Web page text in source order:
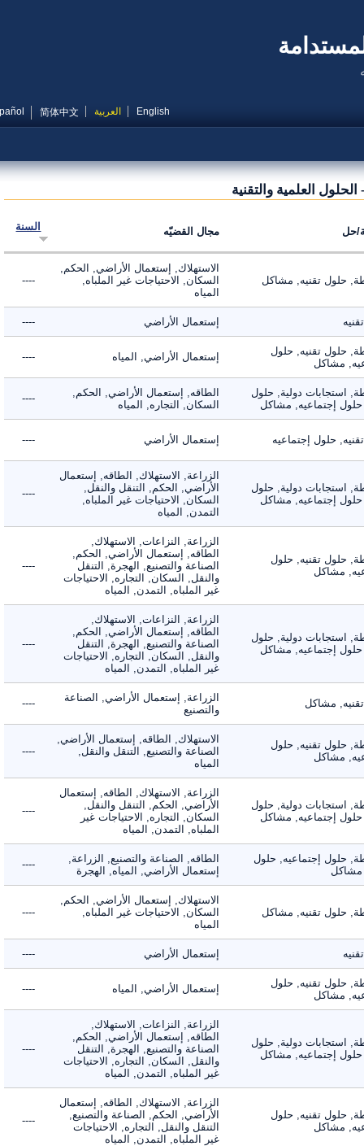
English العربية 简体中文
Español
العلمية والتقنية
مجال القضيّه السنة
حلول تقنيه, مشاكل
الاستهلاك, إستعمال الأراضي, الحكم,
السكان, الاحتياجات غير الملباه,
المياه
----
إستعمال الأراضي ----
حلول تقنيه, حلول
مشاكل
إستعمال الأراضي, المياه ----
استجابات دولية, حلول
إجتماعيه, مشاكل
الطاقه, إستعمال الأراضي, الحكم,
السكان, التجاره, المياه
----
حلول إجتماعيه إستعمال الأراضي ----
استجابات دولية, حلول
إجتماعيه, مشاكل
الزراعة, الاستهلاك, الطاقه, إستعمال
الأراضي, الحكم, التنقل والنقل,
السكان, الاحتياجات غير الملباه,
التمدن, المياه
----
حلول تقنيه, حلول
مشاكل
الزراعة, النزاعات, الاستهلاك,
الطاقه, إستعمال الأراضي, الحكم,
الصناعة والتصنيع, الهجرة, التنقل
والنقل, السكان, التجاره, الاحتياجات
غير الملباه, التمدن, المياه
----
استجابات دولية, حلول
إجتماعيه, مشاكل
الزراعة, النزاعات, الاستهلاك,
الطاقه, إستعمال الأراضي, الحكم,
الصناعة والتصنيع, الهجرة, التنقل
والنقل, السكان, التجاره, الاحتياجات
غير الملباه, التمدن, المياه
----
مشاكل
الزراعة, إستعمال الأراضي, الصناعة
والتصنيع
----
حلول تقنيه, حلول
مشاكل
الاستهلاك, الطاقه, إستعمال الأراضي,
الصناعة والتصنيع, التنقل والنقل,
المياه
----
استجابات دولية, حلول
إجتماعيه, مشاكل
الزراعة, الاستهلاك, الطاقه, إستعمال
الأراضي, الحكم, التنقل والنقل,
السكان, التجاره, الاحتياجات غير
الملباه, التمدن, المياه
----
حلول إجتماعيه, حلول
الطاقه, الصناعة والتصنيع, الزراعة,
إستعمال الأراضي, المياه, الهجرة
----
حلول تقنيه, مشاكل
الاستهلاك, إستعمال الأراضي, الحكم,
السكان, الاحتياجات غير الملباه,
المياه
----
إستعمال الأراضي ----
حلول تقنيه, حلول
مشاكل
إستعمال الأراضي, المياه ----
استجابات دولية, حلول
إجتماعيه, مشاكل
الزراعة, النزاعات, الاستهلاك,
الطاقه, إستعمال الأراضي, الحكم,
الصناعة والتصنيع, الهجرة, التنقل
والنقل, السكان, التجاره, الاحتياجات
غير الملباه, التمدن, المياه
----
حلول تقنيه, حلول
مشاكل
الزراعة, الاستهلاك, الطاقه, إستعمال
الأراضي, الحكم, الصناعة والتصنيع,
التنقل والنقل, التجاره, الاحتياجات
غير الملباه, التمدن, المياه
----